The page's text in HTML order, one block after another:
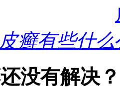
癣有些什么
没有解决？